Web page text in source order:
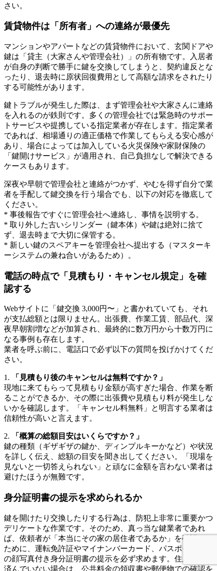
さい。
賃貸物件は「所有者」への連絡が最優先
マンションやアパートなどの賃貸物件において、玄関ドアや
鍵は「貸主（大家さんや管理会社）」の所有物です。入居者
が自身の判断で勝手に鍵を交換してしまうと、契約違反とな
ったり、退去時に原状回復費用として高額な請求をされたり
する可能性があります。
鍵トラブルが発生した際は、まず管理会社や大家さんに連絡
を入れるのが鉄則です。多くの管理会社では緊急時のサポー
トサービスや提携している指定業者が存在します。指定業者
であれば、相場通りの適正価格で作業してもらえる安心感が
あり、場合によっては加入している火災保険や家財保険の
「鍵開けサービス」が適用され、自己負担なしで解決できる
ケースもあります。
深夜や早朝で管理会社と連絡がつかず、やむを得ず自分で業
者を手配して鍵交換を行う場合でも、以下の対応を徹底して
ください。
* 事後報告ですぐに管理会社へ連絡し、事情を説明する。
* 取り外した古いシリンダー（鍵本体）や鍵は絶対に捨て
ず、退去時まで大切に保管する。
* 新しい鍵のスペアキーを管理会社へ提出する（マスターキ
ーシステムの兼ね合いがあるため）。
電話の時点で「見積もり・キャンセル規定」を確
認する
Webサイトに「鍵交換 3,000円〜」と書かれていても、それ
が支払総額とは限りません。出張費、作業工賃、部品代、深
夜早朝割増などが加算され、最終的に数万円から十数万円に
なる事例も存在します。
業者を呼ぶ前に、電話口で必ず以下の質問を投げかけてくだ
さい。
1.
「見積もり後のキャンセルは無料ですか？」
現地に来てもらって見積もり金額が高すぎた場合、作業を断
ることができるか、その際に出張費や見積もり料が発生しな
いかを確認します。「キャンセル料無料」と明言する業者は
信頼性が高いと言えます。
2.
「概算の総額目安はいくらですか？」
鍵の種類（ギザギザの鍵か、ディンプルキーかなど）や状況
を詳しく伝え、総額の目安を聞き出してください。「現場を
見ないと一切答えられない」と頑なに金額を言わない業者は
避けたほうが無難です。
身分証明書の提示を求められるか
鍵を開けたり交換したりする行為は、防犯上非常に重要かつ
デリケートな作業です。そのため、真っ当な鍵業者であれ
ば、依頼者が「本当にその家の居住者であるか」を確認する
ために、運転免許証やマイナンバーカード、パスポートなど
の顔写真付き身分証明書の提示を必ず求めます。住所変更が
済んでいない場合は、公共料金の領収書や郵便物での確認を